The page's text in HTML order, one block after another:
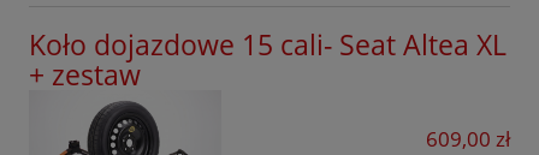
Xpeng
Koło dojazdowe 15 cali- Seat Altea XL
+ zestaw
609,00 zł